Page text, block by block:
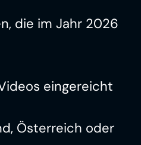
die im Jahr 2026
eingereicht
Österreich oder